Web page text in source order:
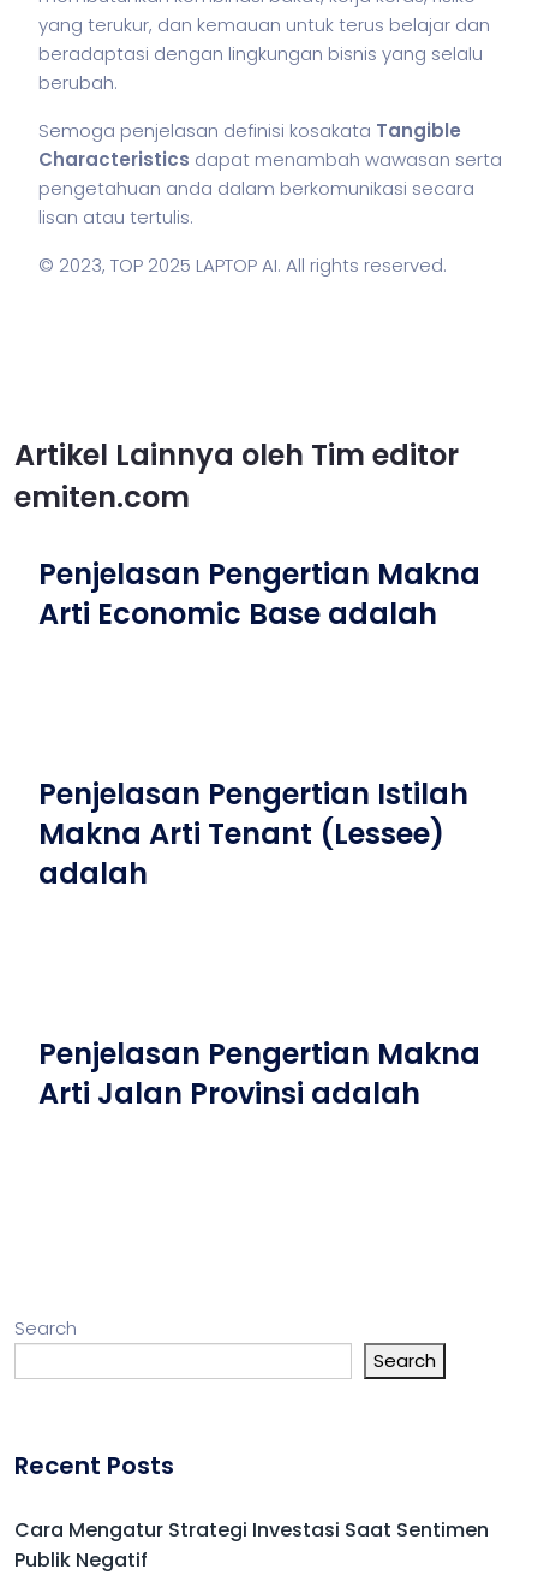
yang terukur, dan kemauan untuk terus belajar dan
beradaptasi dengan lingkungan bisnis yang selalu
berubah.
Semoga penjelasan definisi kosakata Tangible
Characteristics dapat menambah wawasan serta
pengetahuan anda dalam berkomunikasi secara
lisan atau tertulis.
© 2023, TOP 2025 LAPTOP AI. All rights reserved.
Artikel Lainnya oleh Tim editor
emiten.com
Penjelasan Pengertian Makna
Arti Economic Base adalah
Penjelasan Pengertian Istilah
Makna Arti Tenant (Lessee)
adalah
Penjelasan Pengertian Makna
Arti Jalan Provinsi adalah
Search
Search
Recent Posts
Cara Mengatur Strategi Investasi Saat Sentimen
Publik Negatif